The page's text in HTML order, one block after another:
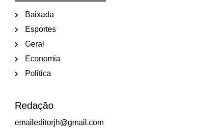
Baixada
Esportes
Geral
Economia
Politica
Redação
emaileditorjh@gmail.com